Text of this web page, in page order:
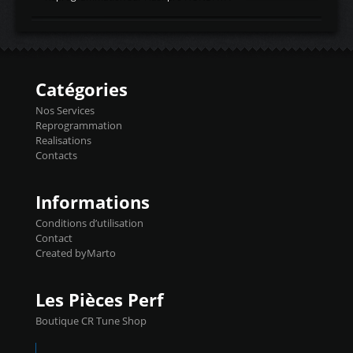
d'admissiontemp ex. pour atmo -30- 80°C
temperaturetemperature ldr moteurtemp
Injecteurs + Flashpro 1370€ TTC Le
précise et performante. Vous pourrez
basculer de la carto sans plomb à Ethanol à
l'aide du flashpro OPTION ECONOMIQUES
Reprog SP 98 sur le calculateur d'origine
450€ TTC Un gain d'environ 10cv et 15nm
Catégories
Nos Services
Reprogrammation
Realisations
Contacts
Informations
Conditions d’utilisation
Contact
Created byMarto
Les Pièces Perf
Boutique CR Tune Shop